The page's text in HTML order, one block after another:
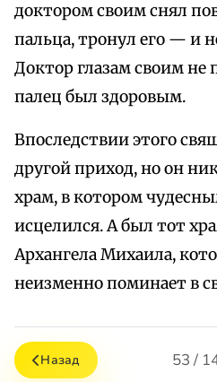
доктором своим снял
пальца, тронул его — и
Доктор глазам своим не
палец был здоровым.
Впоследствии этого
другой приход, но он
храм, в котором
исцелился. А был тот
Архангела Михаила,
неизменно поминает в
Назад 53 /